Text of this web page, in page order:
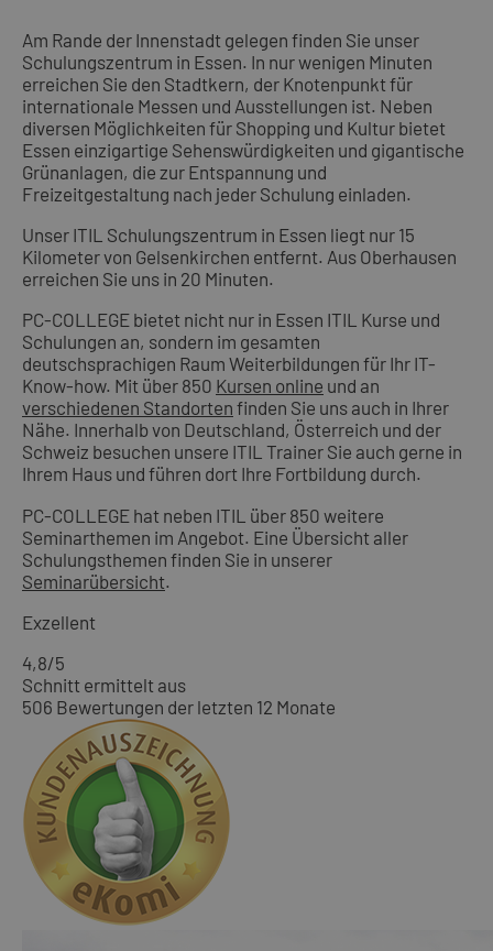
Am Rande der Innenstadt gelegen finden Sie unser
Schulungszentrum in Essen. In nur wenigen Minuten
erreichen Sie den Stadtkern, der Knotenpunkt für
internationale Messen und Ausstellungen ist. Neben
diversen Möglichkeiten für Shopping und Kultur bietet
Essen einzigartige Sehenswürdigkeiten und gigantische
Grünanlagen, die zur Entspannung und
Freizeitgestaltung nach jeder Schulung einladen.
Unser ITIL Schulungszentrum in Essen liegt nur 15
Kilometer von Gelsenkirchen entfernt. Aus Oberhausen
erreichen Sie uns in 20 Minuten.
PC-COLLEGE bietet nicht nur in Essen ITIL Kurse und
Schulungen an, sondern im gesamten
deutschsprachigen Raum Weiterbildungen für Ihr IT-
Know-how. Mit über 850 Kursen online und an
verschiedenen Standorten finden Sie uns auch in Ihrer
Nähe. Innerhalb von Deutschland, Österreich und der
Schweiz besuchen unsere ITIL Trainer Sie auch gerne in
Ihrem Haus und führen dort Ihre Fortbildung durch.
PC-COLLEGE hat neben ITIL über 850 weitere
Seminarthemen im Angebot. Eine Übersicht aller
Schulungsthemen finden Sie in unserer
Seminarübersicht.
Exzellent
4,8/5
Schnitt ermittelt aus
506 Bewertungen der letzten 12 Monate